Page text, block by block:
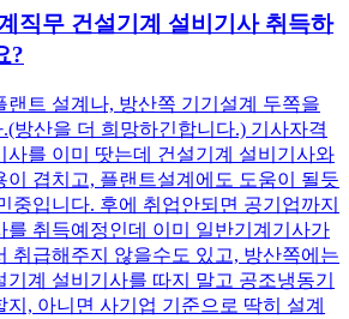
직무 건설기계 설비기사 취득하
?
랜트 설계나, 방산쪽 기기설계 두쪽을
방산을 더 희망하긴합니다.) 기사자격
사를 이미 땃는데 건설기계 설비기사와
이 겹치고, 플랜트설계에도 도움이 될듯
중입니다. 후에 취업안되면 공기업까지
를 취득예정인데 이미 일반기계기사가
취급해주지 않을수도 있고, 방산쪽에는
기계 설비기사를 따지 말고 공조냉동기
, 아니면 사기업 기준으로 딱히 설계